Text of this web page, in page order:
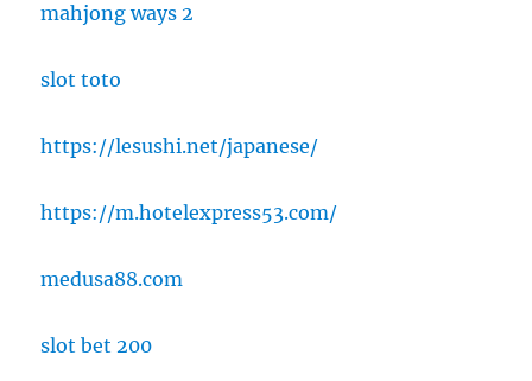
mahjong ways 2
slot toto
https://lesushi.net/japanese/
https://m.hotelexpress53.com/
medusa88.com
slot bet 200